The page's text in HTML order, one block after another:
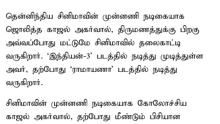
தென்னிந்திய சினிமாவின் முன்னணி நடிகையாக
ஜொலித்த காஜல் அகர்வால், திருமணத்துக்கு பிறகு
அவ்வப்போது மட்டுமே சினிமாவில் தலைகாட்டி
வருகிறார். ‘இந்தியன்-3’ படத்தில் நடித்து முடித்துள்ள
அவர், தற்போது ‘ராமாயணா’ படத்தில் நடித்து
வருகிறார்.
சினிமாவின் முன்னணி நடிகையாக கோலோச்சிய
காஜல் அகர்வால், தற்போது மீண்டும் பிசியான